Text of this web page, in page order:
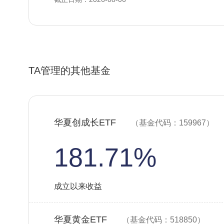
TA管理的其他基金
华夏创成长ETF （基金代码：159967）
181.71%
成立以来收益
华夏黄金ETF （基金代码：518850）